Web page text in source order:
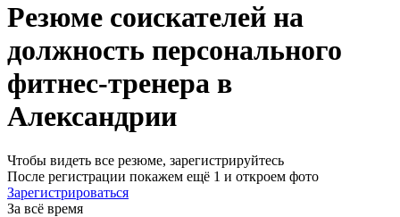
Резюме соискателей на
должность персонального
фитнес-тренера в
Александрии
Чтобы видеть все резюме, зарегистрируйтесь
После регистрации покажем ещё 1 и откроем фото
Зарегистрироваться
За всё время